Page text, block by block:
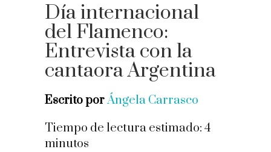
Día internacional
del Flamenco:
Entrevista con la
cantaora Argentina
Escrito porÁngela Carrasco
Tiempo de lectura estimado: 4
minutos